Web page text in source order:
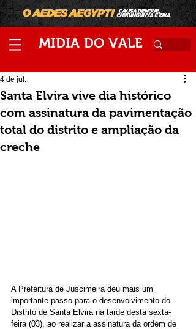
MIDIA DO VALE
Santa Elvira vive dia histórico
com assinatura da pavimentação
total do distrito e ampliação da
creche
4 de jul.
A Prefeitura de Juscimeira deu mais um
importante passo para o desenvolvimento do
Distrito de Santa Elvira na tarde desta sexta-
feira (03), ao realizar a assinatura da ordem de